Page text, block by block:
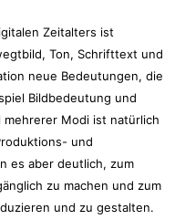
Zeitalters ist
Ton, Schrifttext und
neue Bedeutungen, die
Bildbedeutung und
mehrerer Modi ist natürlich
und
es aber deutlich, zum
zu machen und zum
und zu gestalten.